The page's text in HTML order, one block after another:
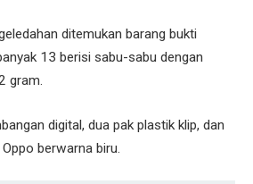
ditemukan barang bukti
13 berisi sabu-sabu dengan
gram.
digital, dua pak plastik klip, dan
berwarna biru.